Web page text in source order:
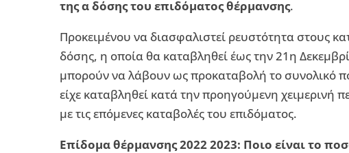
της α δόσης του επιδόματος θέρμανσης.
Προκειμένου να διασφαλιστεί ρευστότητα στους
δόσης, η οποία θα καταβληθεί έως την 21η
μπορούν να λάβουν ως προκαταβολή το συνολικό
είχε καταβληθεί κατά την προηγούμενη
με τις επόμενες καταβολές του επιδόματος.
Επίδομα θέρμανσης 2022 2023: Ποιο είναι το